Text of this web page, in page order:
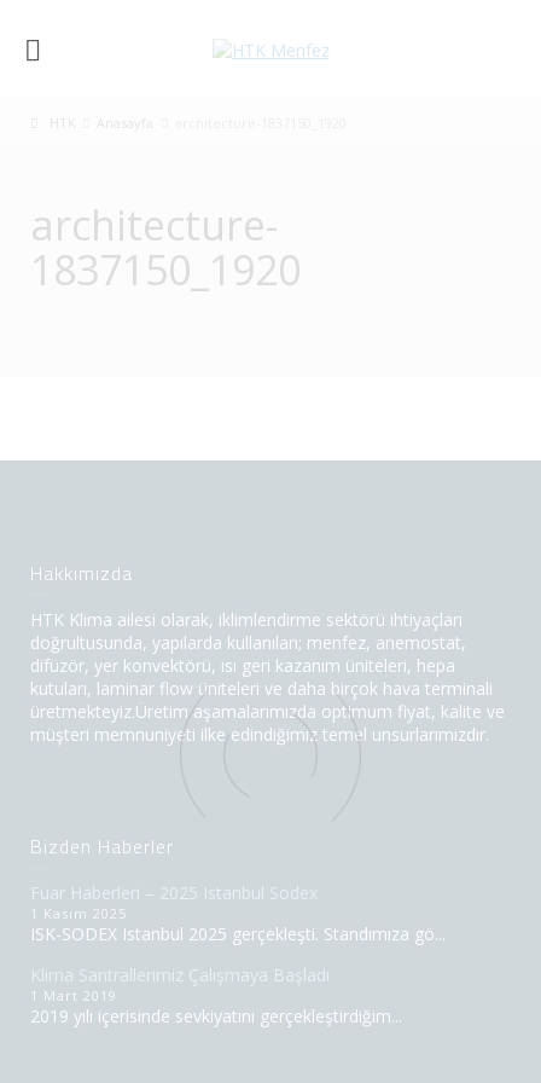
HTK Anasayfa
architecture-
1837150_1920
Hakkımızda
HTK Klima ailesi olarak, iklimlendirme sektörü ihtiyaçları
doğrultusunda, yapılarda kullanılan; menfez, anemostat,
difüzör, yer konvektörü, ısı geri kazanım üniteleri, hepa
kutuları, laminar flow üniteleri ve daha birçok hava terminali
üretmekteyiz.Üretim aşamalarımızda optimum fiyat, kalite ve
müşteri memnuniyeti ilke edindiğimiz temel unsurlarımızdır.
Bizden Haberler
Fuar Haberleri – 2025 Istanbul Sodex
1 Kasım 2025
ISK-SODEX Istanbul 2025 gerçekleşti. Standımıza gö...
Klima Santrallerimiz Çalışmaya Başladı
1 Mart 2019
2019 yılı içerisinde sevkiyatını gerçekleştirdiğim...